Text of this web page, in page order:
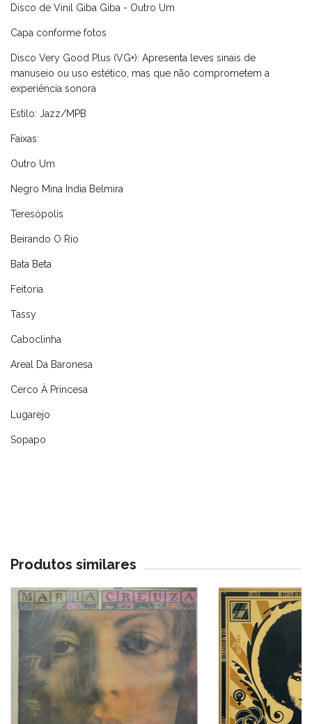
Disco de Vinil Giba Giba - Outro Um
Capa conforme fotos
Disco Very Good Plus (VG+): Apresenta leves sinais de
manuseio ou uso estético, mas que não comprometem a
experiência sonora
Estilo: Jazz/MPB
Faixas:
Outro Um
Negro Mina India Belmira
Teresópolis
Beirando O Rio
Bata Beta
Feitoria
Tassy
Caboclinha
Areal Da Baronesa
Cerco À Princesa
Lugarejo
Sopapo
Produtos similares